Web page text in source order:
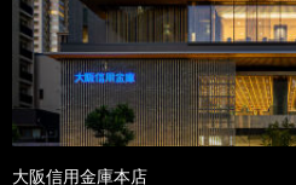
大阪信用金庫本店